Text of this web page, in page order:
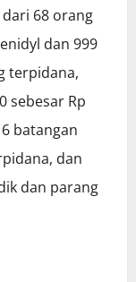
68 orang
dan 999
terpidana,
sebesar Rp
batangan
dan
dan parang